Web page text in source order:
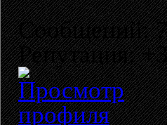
Сообщений:
Репутация: